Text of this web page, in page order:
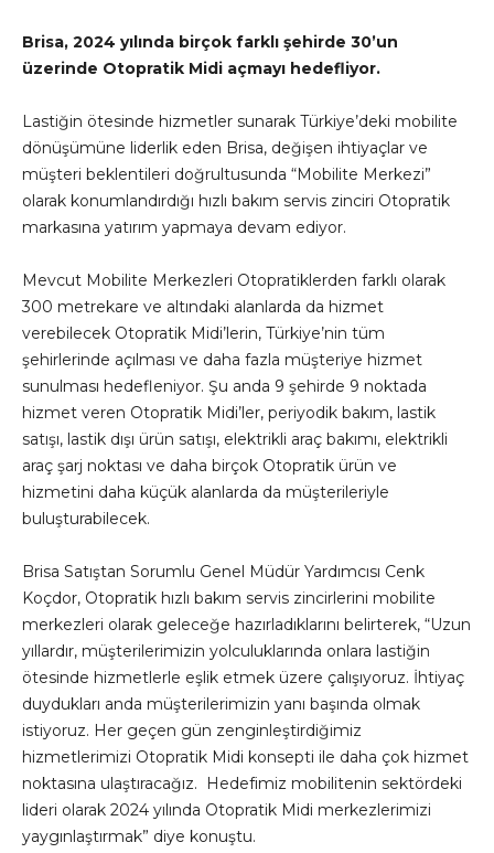
Brisa, 2024 yılında birçok farklı şehirde 30’un
üzerinde Otopratik Midi açmayı hedefliyor.
Lastiğin ötesinde hizmetler sunarak Türkiye’deki mobilite
dönüşümüne liderlik eden Brisa, değişen ihtiyaçlar ve
müşteri beklentileri doğrultusunda “Mobilite Merkezi”
olarak konumlandırdığı hızlı bakım servis zinciri Otopratik
markasına yatırım yapmaya devam ediyor.
Mevcut Mobilite Merkezleri Otopratiklerden farklı olarak
300 metrekare ve altındaki alanlarda da hizmet
verebilecek Otopratik Midi’lerin, Türkiye’nin tüm
şehirlerinde açılması ve daha fazla müşteriye hizmet
sunulması hedefleniyor. Şu anda 9 şehirde 9 noktada
hizmet veren Otopratik Midi’ler, periyodik bakım, lastik
satışı, lastik dışı ürün satışı, elektrikli araç bakımı, elektrikli
araç şarj noktası ve daha birçok Otopratik ürün ve
hizmetini daha küçük alanlarda da müşterileriyle
buluşturabilecek.
Brisa Satıştan Sorumlu Genel Müdür Yardımcısı Cenk
Koçdor, Otopratik hızlı bakım servis zincirlerini mobilite
merkezleri olarak geleceğe hazırladıklarını belirterek, “Uzun
yıllardır, müşterilerimizin yolculuklarında onlara lastiğin
ötesinde hizmetlerle eşlik etmek üzere çalışıyoruz. İhtiyaç
duydukları anda müşterilerimizin yanı başında olmak
istiyoruz. Her geçen gün zenginleştirdiğimiz
hizmetlerimizi Otopratik Midi konsepti ile daha çok hizmet
noktasına ulaştıracağız. Hedefimiz mobilitenin sektördeki
lideri olarak 2024 yılında Otopratik Midi merkezlerimizi
yaygınlaştırmak” diye konuştu.